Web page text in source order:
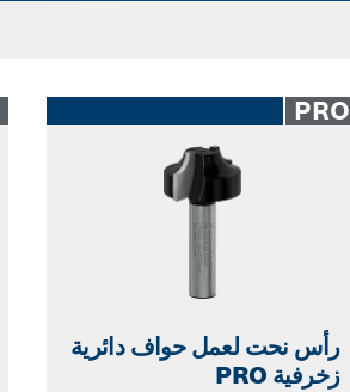
PRO
رأس نحت لعمل حواف دائرية
زخرفية PRO